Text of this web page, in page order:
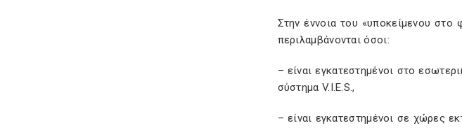
Στην έννοια του «υποκείμενου στο
περιλαμβάνονται όσοι:
– είναι εγκατεστημένοι στο
σύστημα V.I.E.S.,
– είναι εγκατεστημένοι σε χώρες